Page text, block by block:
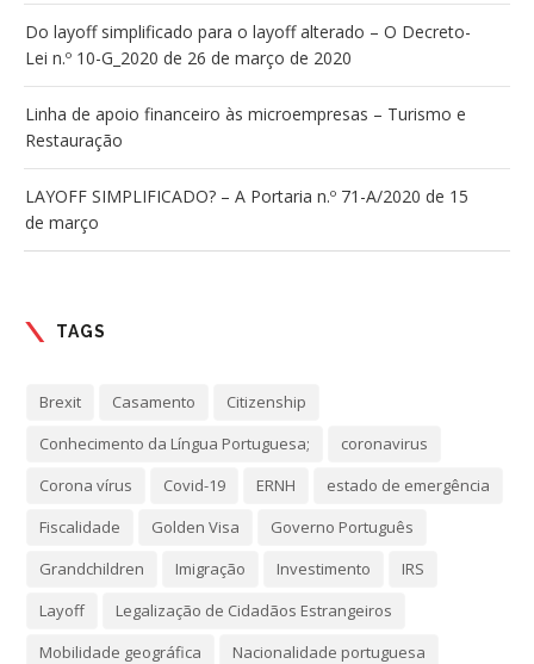
Do layoff simplificado para o layoff alterado – O Decreto-
Lei n.º 10-G_2020 de 26 de março de 2020
Linha de apoio financeiro às microempresas – Turismo e
Restauração
LAYOFF SIMPLIFICADO? – A Portaria n.º 71-A/2020 de 15
de março
TAGS
Brexit Casamento
Citizenship
Conhecimento da Língua Portuguesa;
coronavirus
Corona vírus
Covid-19 ERNH
estado de emergência
Fiscalidade
Golden Visa
Governo Português
Grandchildren
Imigração Investimento
IRS
Layoff
Legalização de Cidadãos Estrangeiros
Mobilidade geográfica
Nacionalidade portuguesa